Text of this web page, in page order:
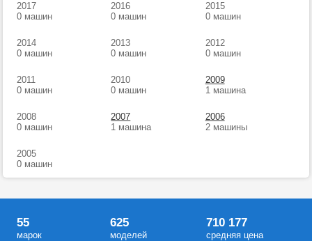
2017
0 машин
2016
0 машин
2015
0 машин
2014
0 машин
2013
0 машин
2012
0 машин
2011
0 машин
2010
0 машин
2009
1 машина
2008
0 машин
2007
1 машина
2006
2 машины
2005
0 машин
55
марок
625
моделей
710 177
средняя цена